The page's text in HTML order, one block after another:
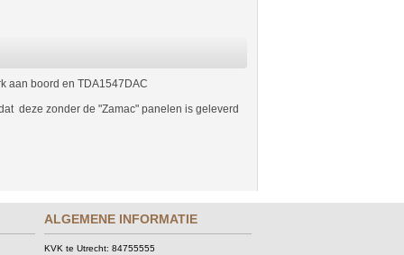
aan boord en TDA1547DAC
deze zonder de "Zamac" panelen is geleverd
ALGEMENE INFORMATIE
KVK te Utrecht: 84755555